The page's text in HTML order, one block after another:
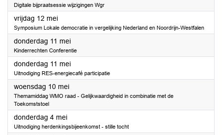
Digitale bijpraatsessie wijzigingen Wgr
vrijdag 12 mei2023
Symposium Lokale democratie in vergelijking Nederland en Noordrijn-Westfalen
donderdag 11 mei2023
Kinderrechten Conferentie
donderdag 11 mei2023
Uitnodiging RES-energiecafé participatie
woensdag 10 mei2023
Themamiddag WMO raad - Gelijkwaardigheid in combinatie met de
Toekomststoel
donderdag 4 mei2023
Uitnodiging herdenkingsbijeenkomst - stille tocht